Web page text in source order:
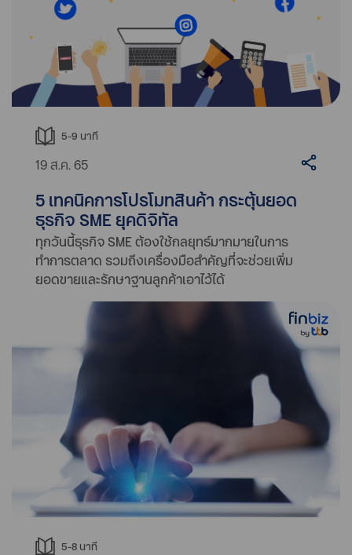
5-9 นาที
19 ส.ค. 65
5 เทคนิคการโปรโมทสินค้า กระตุ้นยอด
ธุรกิจ SME ยุคดิจิทัล
ทุกวันนี้ธุรกิจ SME ต้องใช้กลยุทธ์มากมายในการ
ทำการตลาด รวมถึงเครื่องมือสำคัญที่จะช่วยเพิ่ม
ยอดขายและรักษาฐานลูกค้าเอาไว้ได้
5-8 นาที